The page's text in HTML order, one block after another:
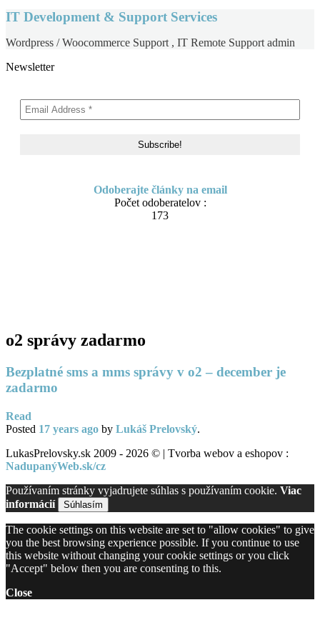
IT Development & Support Services
Wordpress / Woocommerce Support , IT Remote Support admin
Newsletter
Odoberajte články na email
Počet odoberatelov :
173
o2 správy zadarmo
Bezplatné sms a mms správy v o2 – december je
zadarmo
Read
Posted 17 years ago by Lukáš Prelovský.
LukasPrelovsky.sk 2009 - 2026 © | Tvorba webov a eshopov :
NadupanýWeb.sk/cz
Používaním stránky vyjadrujete súhlas s používaním cookie. Viac
informácií
Súhlasím
The cookie settings on this website are set to "allow cookies" to give
you the best browsing experience possible. If you continue to use
this website without changing your cookie settings or you click
"Accept" below then you are consenting to this.
Close